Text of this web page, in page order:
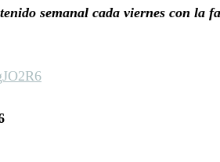
semanal cada viernes con la